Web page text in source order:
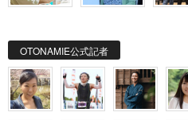
OTONAMIE公式記者